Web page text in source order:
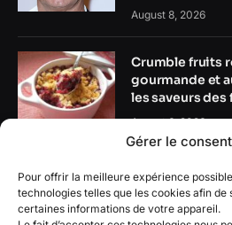
Gérer le
Pour offrir la meilleure expérience
technologies telles que les cookies afin de
certaines informations de votre appareil.
August 8, 2026
Crumble fruits
gourmande et
les saveurs
August 6, 2026
Monastère de
d’œuvre
histoire